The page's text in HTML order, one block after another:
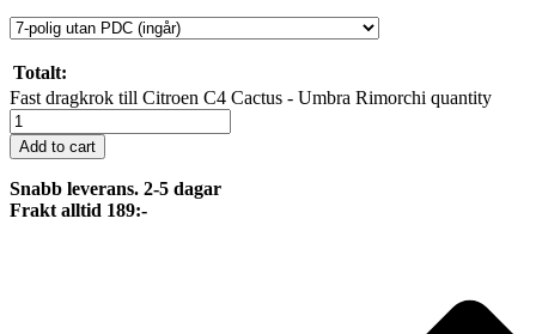
Totalt:
Fast dragkrok till Citroen C4 Cactus - Umbra Rimorchi quantity
Add to cart
Snabb leverans. 2-5 dagar
Frakt alltid 189:-